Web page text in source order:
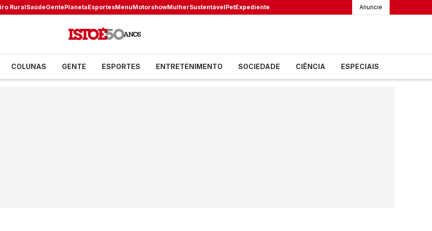
RuralSaúdeGentePlanetaEsportesMenuMotorshowMulherSustentávelPetExpediente Anuncie
COLUNAS GENTE ESPORTES ENTRETENIMENTO SOCIEDADE CIÊNCIA ESPECIAIS